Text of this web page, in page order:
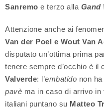
Sanremo e terzo alla Gand
Attenzione anche ai
Van der Poel e Wout Van
disputato un’ottima prima
tenere sempre d’occhio è il
Valverde: l’embatido non
pavè ma in caso di arrivo
italiani puntano su Matteo